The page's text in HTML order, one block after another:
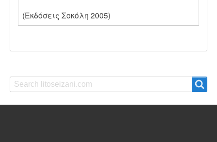
(Εκδόσεις Σοκόλη 2005)
Search
Search